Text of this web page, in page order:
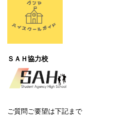
ＳＡＨ協力校
ご質問ご要望は下記まで